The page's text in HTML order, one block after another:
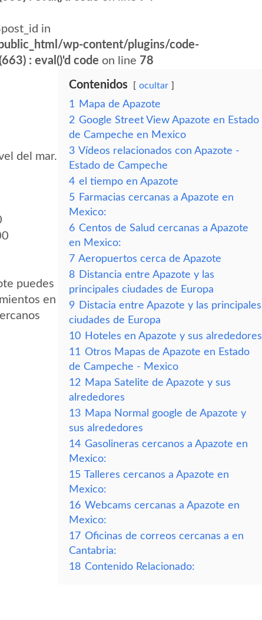
in
wp-content/plugins/code-
: eval()'d code on line 78
del mar.
puedes
en
Contenidos ocultar
1
Mapa de Apazote
2 Google Street View Apazote en Estado
de Campeche en Mexico
3 Vídeos relacionados con Apazote -
Estado de Campeche
4 el tiempo en Apazote
5 Farmacias cercanas a Apazote en
Mexico:
6 Centos de Salud cercanas a Apazote
en Mexico:
7 Aeropuertos cerca de Apazote
8 Distancia entre Apazote y las
principales ciudades de Europa
9 Distacia entre Apazote y las principales
ciudades de Europa
10 Hoteles en Apazote y sus alrededores
11 Otros Mapas de Apazote en Estado
de Campeche - Mexico
12 Mapa Satelite de Apazote y sus
alrededores
13 Mapa Normal google de Apazote y
sus alrededores
14 Gasolineras cercanos a Apazote en
Mexico:
15 Talleres cercanos a Apazote en
Mexico:
16 Webcams cercanas a Apazote en
Mexico:
17 Oficinas de correos cercanas a en
Cantabria:
18 Contenido Relacionado: